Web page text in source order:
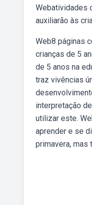
Webatividades
auxiliarão às
Web8 páginas
crianças de 5
de 5 anos na
traz vivências
interpretação
utilizar este.
aprender e se
primavera, mas